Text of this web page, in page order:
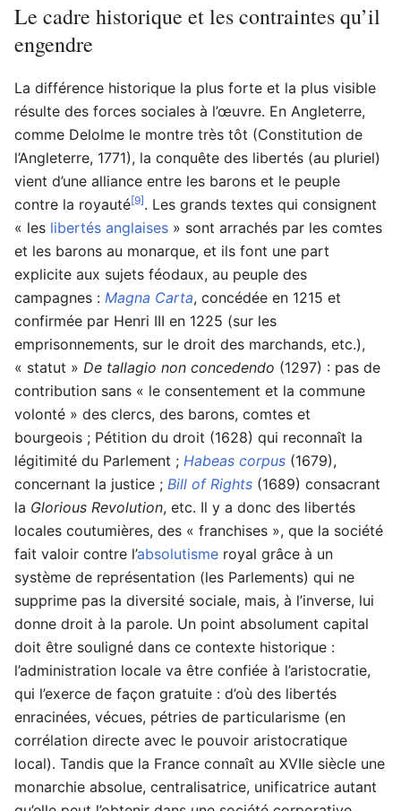
Le cadre historique et les contraintes qu’il
engendre
La différence historique la plus forte et la plus visible
résulte des forces sociales à l’œuvre. En Angleterre,
comme Delolme le montre très tôt (Constitution de
l’Angleterre, 1771), la conquête des libertés (au pluriel)
vient d’une alliance entre les barons et le peuple
contre la royauté[9]. Les grands textes qui consignent
« les libertés anglaises » sont arrachés par les comtes
et les barons au monarque, et ils font une part
explicite aux sujets féodaux, au peuple des
campagnes : Magna Carta, concédée en 1215 et
confirmée par Henri III en 1225 (sur les
emprisonnements, sur le droit des marchands, etc.),
« statut » De tallagio non concedendo (1297) : pas de
contribution sans « le consentement et la commune
volonté » des clercs, des barons, comtes et
bourgeois ; Pétition du droit (1628) qui reconnaît la
légitimité du Parlement ; Habeas corpus (1679),
concernant la justice ; Bill of Rights (1689) consacrant
la Glorious Revolution, etc. Il y a donc des libertés
locales coutumières, des « franchises », que la société
fait valoir contre l’absolutisme royal grâce à un
système de représentation (les Parlements) qui ne
supprime pas la diversité sociale, mais, à l’inverse, lui
donne droit à la parole. Un point absolument capital
doit être souligné dans ce contexte historique :
l’administration locale va être confiée à l’aristocratie,
qui l’exerce de façon gratuite : d’où des libertés
enracinées, vécues, pétries de particularisme (en
corrélation directe avec le pouvoir aristocratique
local). Tandis que la France connaît au XVIIe siècle une
monarchie absolue, centralisatrice, unificatrice autant